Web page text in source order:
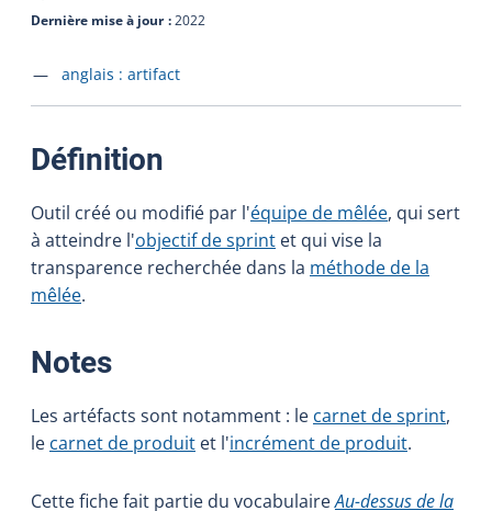
Dernière mise à jour 2022
Accéder à la fiche en
anglais : artifact
Définition
Outil créé ou modifié par l'équipe de mêlée, qui sert
à atteindre l'objectif de sprint et qui vise la
transparence recherchée dans la méthode de la
mêlée.
Notes:
Les artéfacts sont notamment : le carnet de sprint,
le carnet de produit et l'incrément de produit.
Cette fiche fait partie du vocabulaireAu-dessus de la